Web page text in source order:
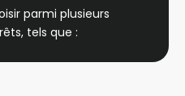
parmi plusieurs
tels que :